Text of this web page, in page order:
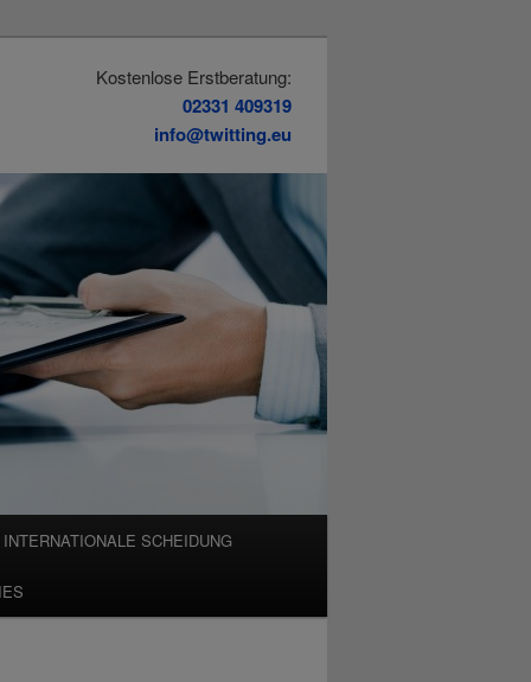
Kostenlose Erstberatung:
02331 409319
info@twitting.eu
INTERNATIONALE SCHEIDUNG